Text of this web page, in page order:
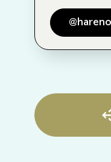
＠